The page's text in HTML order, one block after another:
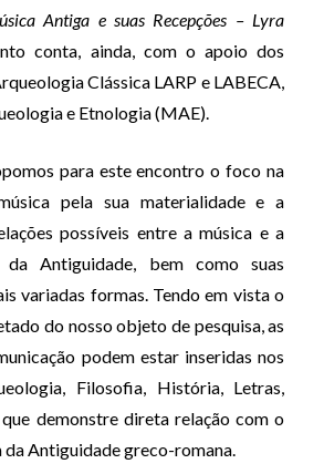
Antiga e suas Recepções – Lyra
conta, ainda, com o apoio dos
Clássica LARP e LABECA,
e Etnologia (MAE).
para este encontro o foco na
pela sua materialidade e a
possíveis entre a música e a
Antiguidade, bem como suas
variadas formas. Tendo em vista o
do nosso objeto de pesquisa, as
podem estar inseridas nos
Filosofia, História, Letras,
demonstre direta relação com o
Antiguidade greco-romana.